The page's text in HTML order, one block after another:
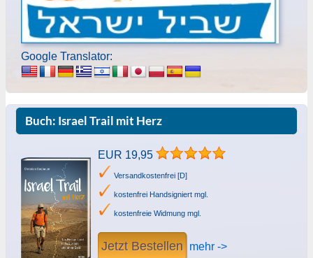
Google Translator:
Buch: Israel Trail mit Herz
EUR 19,95
Versandkostenfrei [D]
kostenfrei Handsigniert mgl.
kostenfreie Widmung mgl.
Jetzt Bestellen mehr ->